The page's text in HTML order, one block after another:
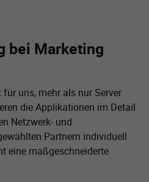
bei Marketing
uns, mehr als nur Server
die Applikationen im Detail
Netzwerk- und
Partnern individuell
eine maßgeschneiderte